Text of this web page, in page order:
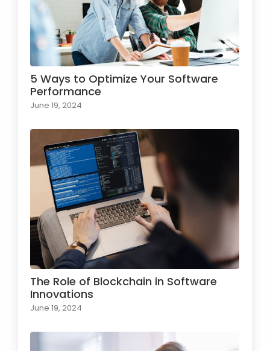
5 Ways to Optimize Your Software
Performance
June 19, 2024
The Role of Blockchain in Software
Innovations
June 19, 2024